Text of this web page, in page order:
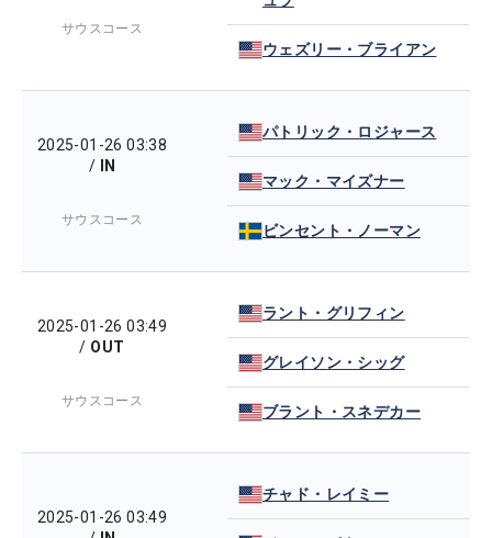
サウスコース
ウェズリー・ブライアン
2025-01-26 03:38
/
IN
サウスコース
パトリック・ロジャース
マック・マイズナー
ビンセント・ノーマン
2025-01-26 03:49
/ OUT
サウスコース
ラント・グリフィン
グレイソン・シッグ
ブラント・スネデカー
2025-01-26 03:49
チャド・レイミー